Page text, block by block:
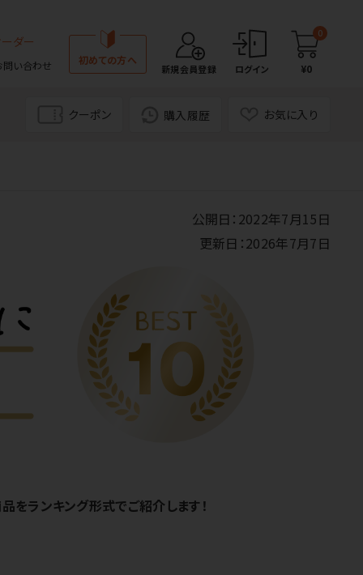
ダー
問い合わせ 初めての方へ
新規会員登録 ログイン
0
¥0
クーポン 購入履歴 お気に入り
公開日：2022年7月15日
更新日：2026年7月7日
をランキング形式でご紹介します！